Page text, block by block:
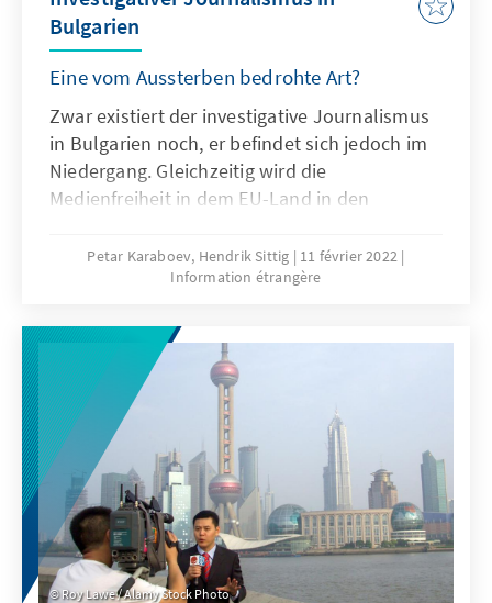
Bulgarien
Eine vom Aussterben bedrohte Art?
Zwar existiert der investigative Journalismus
in Bulgarien noch, er befindet sich jedoch im
Niedergang. Gleichzeitig wird die
Medienfreiheit in dem EU-Land in den
bewertet. Investigativer Journalismus wird
häufig für Imagezwecke missbraucht und
der traditionellen Redaktionen und in
zivilgesellschaftlichen Gruppen durchgeführt
werden, werfen Fragen bezüglich der
Einhaltung professioneller Standards auf. Es
ist nicht einfach, das Vertrauen in die Medien
und die Solidarität der Journalisten
wiederherzustellen. Auch schwindet die
Motivation für investigative Recherchen, weil
die bulgarische Justiz oft nicht auf
journalistische Enthüllungen reagiert.
Petar Karaboev, Hendrik Sittig
11 février 2022
Information étrangère
Roy Lawe / Alamy Stock Photo